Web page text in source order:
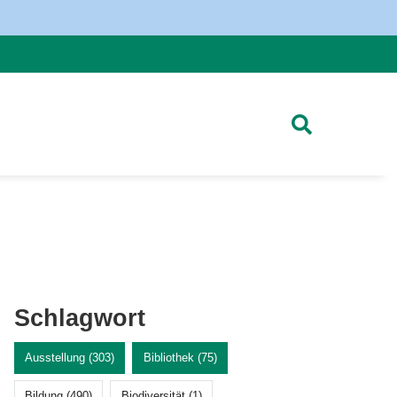
Schlagwort
Ausstellung (303) Bibliothek (75)